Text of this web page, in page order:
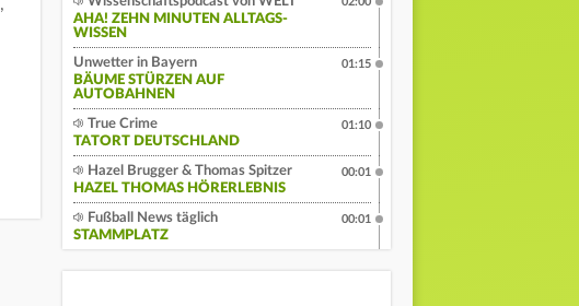
AHA! ZEHN MINUTEN ALLTAGS-
WISSEN
Unwetter in Bayern
BÄUME STÜRZEN AUF
AUTOBAHNEN
01:15
True Crime
TATORT DEUTSCHLAND
01:10
Hazel Brugger & Thomas Spitzer
HAZEL THOMAS HÖRERLEBNIS
00:01
Fußball News täglich
STAMMPLATZ
00:01